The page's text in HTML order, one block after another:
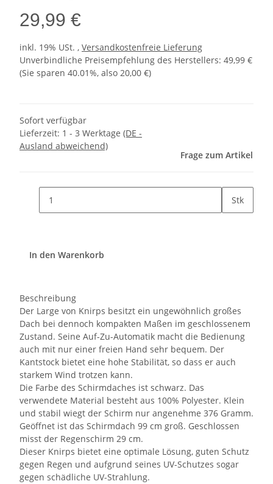
29,99 €
inkl. 19% USt. , Versandkostenfreie Lieferung
Unverbindliche Preisempfehlung des Herstellers: 49,99 €
(Sie sparen 40.01%, also 20,00 €)
Sofort verfügbar
Lieferzeit: 1 - 3 Werktage (DE -
Ausland abweichend)
Frage zum Artikel
Stk
In den Warenkorb
Beschreibung
Der Large von Knirps besitzt ein ungewöhnlich großes
Dach bei dennoch kompakten Maßen im geschlossenem
Zustand. Seine Auf-Zu-Automatik macht die Bedienung
auch mit nur einer freien Hand sehr bequem. Der
Kantstock bietet eine hohe Stabilität, so dass er auch
starkem Wind trotzen kann.
Die Farbe des Schirmdaches ist schwarz. Das
verwendete Material besteht aus 100% Polyester. Klein
und stabil wiegt der Schirm nur angenehme 376 Gramm.
Geöffnet ist das Schirmdach 99 cm groß. Geschlossen
misst der Regenschirm 29 cm.
Dieser Knirps bietet eine optimale Lösung, guten Schutz
gegen Regen und aufgrund seines UV-Schutzes sogar
gegen schädliche UV-Strahlung.